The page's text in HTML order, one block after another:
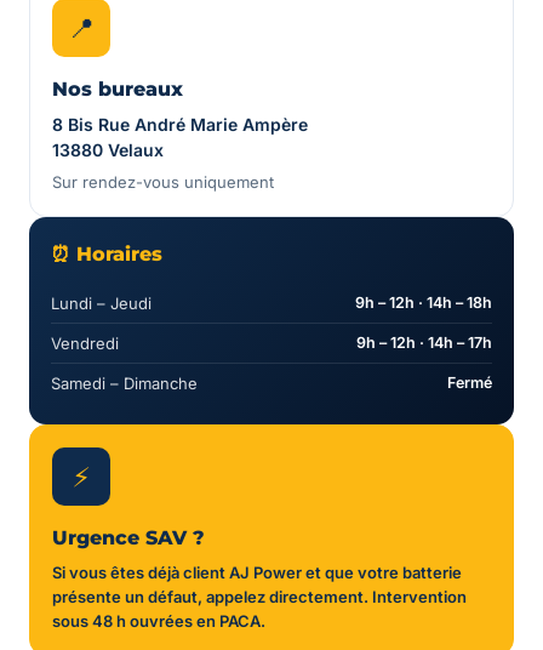
📍
Nos bureaux
8 Bis Rue André Marie Ampère
13880 Velaux
Sur rendez-vous uniquement
⏰ Horaires
Lundi – Jeudi 9h – 12h · 14h – 18h
Vendredi 9h – 12h · 14h – 17h
Samedi – Dimanche Fermé
⚡
Urgence SAV ?
Si vous êtes déjà client AJ Power et que votre batterie
présente un défaut, appelez directement. Intervention
sous 48 h ouvrées en PACA.